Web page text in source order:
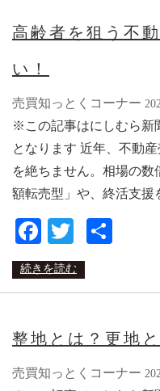
高齢者を狙う不
い！
売買知っとくコーナー
※この記事はにしむら新
となります 近年、不動
を絶ちません。相場の
額転売型」や、終活支
Facebook
Twitter
続きを読む
整地とは？更地
売買知っとくコーナー